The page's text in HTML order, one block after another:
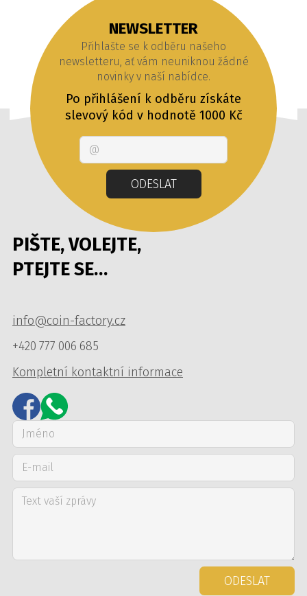
PIŠTE, VOLEJTE,
PTEJTE SE…
info@coin-factory.cz
+420 777 006 685
Kompletní kontaktní informace
NEWSLETTER
Přihlašte se k odběru našeho
newsletteru, ať vám neuniknou žádné
novinky v naší nabídce.
Po přihlášení k odběru získáte
slevový kód v hodnotě 1000 Kč
ODESLAT
ODESLAT